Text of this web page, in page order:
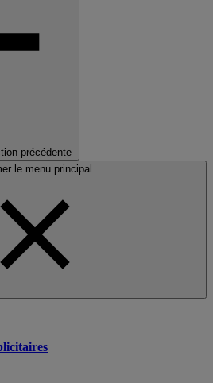
précédente
le menu principal